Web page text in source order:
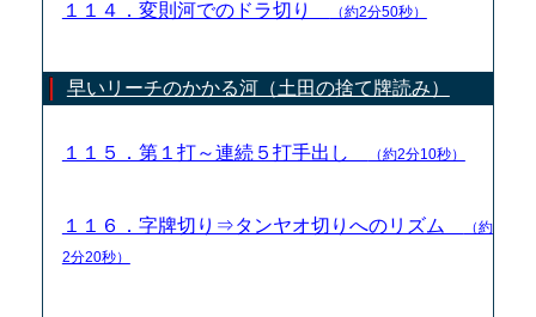
１１４．変則河でのドラ切り （約2分50秒）
早いリーチのかかる河（土田の捨て牌読み）
１１５．第１打～連続５打手出し （約2分10秒）
１１６．字牌切り⇒タンヤオ切りへのリズム
（約
2分20秒）